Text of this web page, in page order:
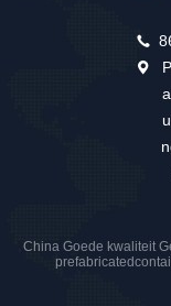
China Goede kwaliteit